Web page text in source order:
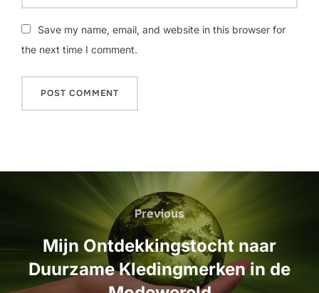
Save my name, email, and website in this browser for
the next time I comment.
navigation
Previous
Previous
Mijn Ontdekkingstocht naar
Duurzame Kledingmerken in de